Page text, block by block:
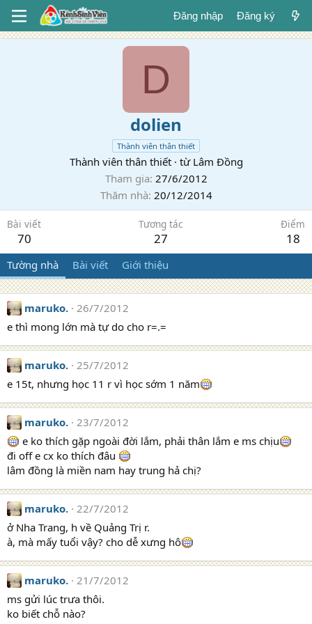
Đăng nhập Đăng ký
D
dolien
Thành viên thân thiết
Thành viên thân thiết · từ Lâm Đồng
Tham gia 27/6/2012
Thăm nhà 20/12/2014
Bài viết
70
Tương tác
27
Điểm
18
Tường nhà Bài viết Giới thiệu
maruko. 26/7/2012
e thì mong lớn mà tự do cho r=.=
maruko. 25/7/2012
e 15t, nhưng học 11 r vì học sớm 1 năm
maruko. 23/7/2012
e ko thích gặp ngoài đời lắm, phải thân lắm e ms chịu
đi off e cx ko thích đâu
lâm đồng là miền nam hay trung hả chị?
maruko. 22/7/2012
ở Nha Trang, h về Quảng Trị r.
à, mà mấy tuổi vậy? cho dễ xưng hô
maruko. 21/7/2012
ms gửi lúc trưa thôi.
ko biết chỗ nào?